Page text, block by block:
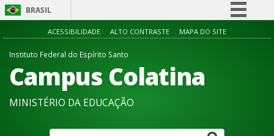
BRASIL
Simplifique!
Acesso à informação
Canais
ACESSIBILIDADE ALTO CONTRASTE MAPA DO SITE
Instituto Federal do Espírito Santo
Campus Colatina
MINISTÉRIO DA EDUCAÇÃO